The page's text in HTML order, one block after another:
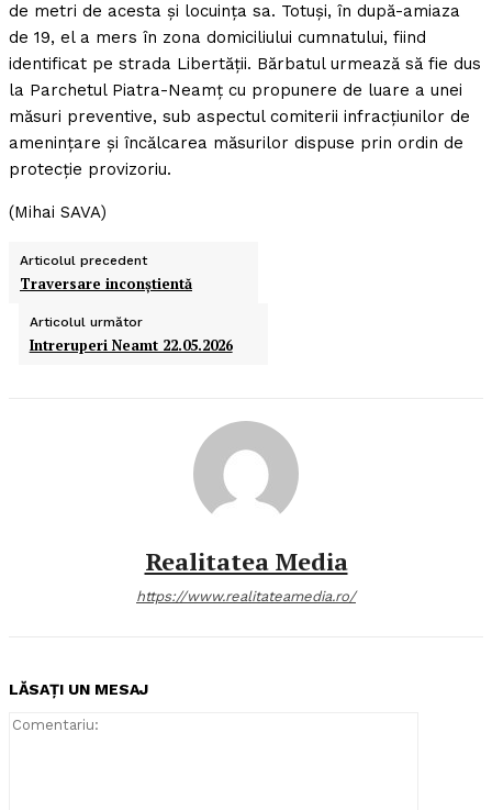
de metri de acesta şi locuinţa sa. Totuşi, în după-amiaza
de 19, el a mers în zona domiciliului cumnatului, fiind
identificat pe strada Libertăţii. Bărbatul urmează să fie dus
la Parchetul Piatra-Neamţ cu propunere de luare a unei
măsuri preventive, sub aspectul comiterii infracţiunilor de
ameninţare şi încălcarea măsurilor dispuse prin ordin de
protecţie provizoriu.
(Mihai SAVA)
Articolul precedent
Traversare inconştientă
Articolul următor
Intreruperi Neamt 22.05.2026
Realitatea Media
https://www.realitateamedia.ro/
LĂSAȚI UN MESAJ